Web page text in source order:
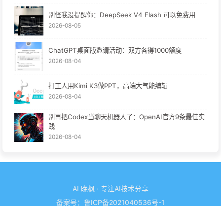
别怪我没提醒你：DeepSeek V4 Flash 可以免费用
2026-08-05
ChatGPT桌面版邀请活动：双方各得1000额度
2026-08-04
打工人用Kimi K3做PPT，高端大气能编辑
2026-08-04
别再把Codex当聊天机器人了：OpenAI官方9条最佳实
践
2026-08-04
AI 晚枫 · 专注AI技术分享
备案号： 鲁ICP备2021040536号-1